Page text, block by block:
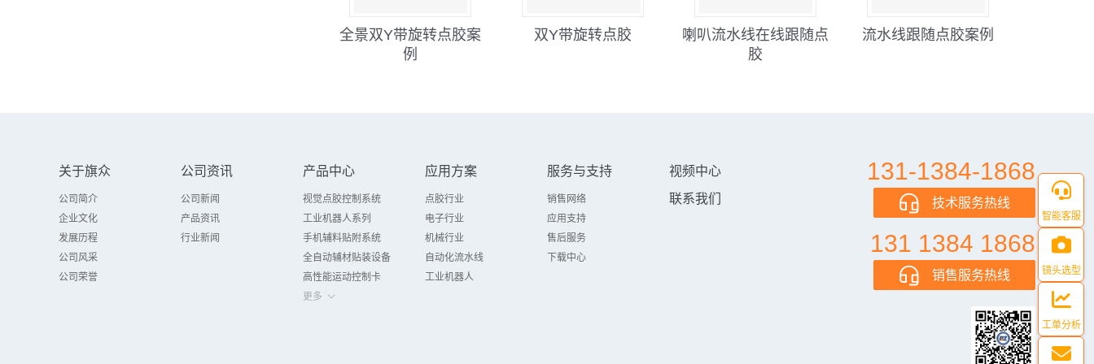
全景双Y带旋转点胶案
例
双Y带旋转点胶
喇叭流水线在线跟随点
胶
流水线跟随点胶案例
Next
关于旗众
公司简介
企业文化
发展历程
公司风采
公司荣誉
公司资讯
公司新闻
产品资讯
行业新闻
产品中心
视觉点胶控制系统
工业机器人系列
手机辅料贴附系统
全自动辅材贴装设备
高性能运动控制卡
更多
应用方案
点胶行业
电子行业
机械行业
自动化流水线
工业机器人
服务与支持
销售网络
应用支持
售后服务
下载中心
视频中心
联系我们
131-1384-1868
技术服务热线
131 1384 1868
销售服务热线
智能客服
镜头选型
工单分析